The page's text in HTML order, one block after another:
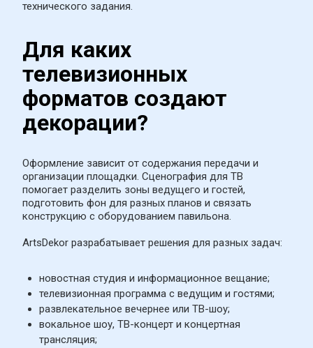
технического задания.
Для каких
телевизионных
форматов создают
декорации?
Оформление зависит от содержания передачи и
организации площадки. Сценография для ТВ
помогает разделить зоны ведущего и гостей,
подготовить фон для разных планов и связать
конструкцию с оборудованием павильона.
ArtsDekor разрабатывает решения для разных задач:
новостная студия и информационное вещание;
телевизионная программа с ведущим и гостями;
развлекательное вечернее или ТВ-шоу;
вокальное шоу, ТВ-концерт и концертная
трансляция;